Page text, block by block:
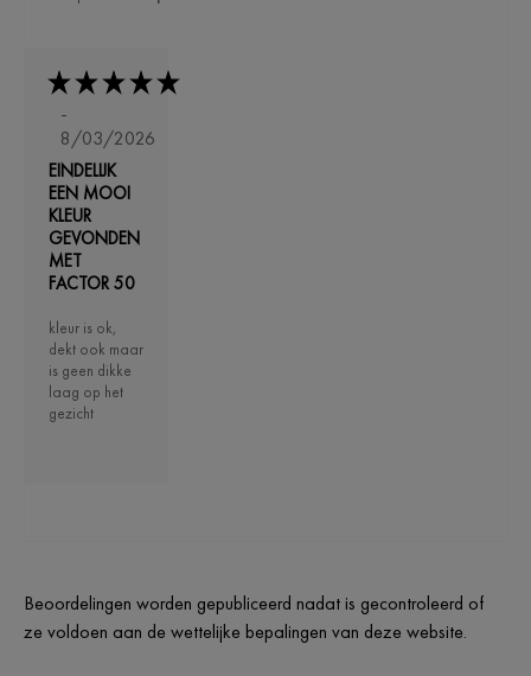
-
8/03/2026
EINDELIJK
EEN MOOI
KLEUR
GEVONDEN
MET
FACTOR 50
kleur is ok,
dekt ook maar
is geen dikke
laag op het
gezicht
Beoordelingen worden gepubliceerd nadat is gecontroleerd of
ze voldoen aan de wettelijke bepalingen van deze website.